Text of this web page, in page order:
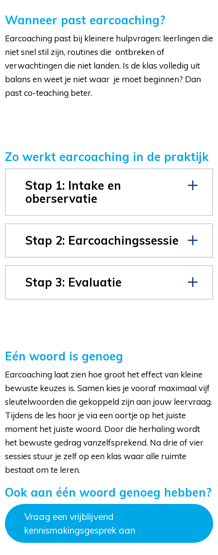
Wanneer past earcoaching?
Earcoaching past bij kleinere hulpvragen: leerlingen die
niet snel stil zijn, routines die ontbreken of
verwachtingen die niet landen. Is de klas volledig uit
balans en weet je niet waar je moet beginnen? Dan
past co-teaching beter.
Zo werkt earcoaching in de praktijk
Stap 1: Intake en
oberservatie
Stap 2: Earcoachingssessie
Stap 3: Evaluatie
Eén woord is genoeg
Earcoaching laat zien hoe groot het effect van kleine
bewuste keuzes is. Samen kies je vooraf maximaal vijf
sleutelwoorden die gekoppeld zijn aan jouw leervraag.
Tijdens de les hoor je via een oortje op het juiste
moment het juiste woord. Door die herhaling wordt
het bewuste gedrag vanzelfsprekend. Na drie of vier
sessies stuur je zelf op een klas waar alle ruimte
bestaat om te leren.
Ook aan één woord genoeg hebben?
Vraag een vrijblijvend
kennismakingsgesprek aan